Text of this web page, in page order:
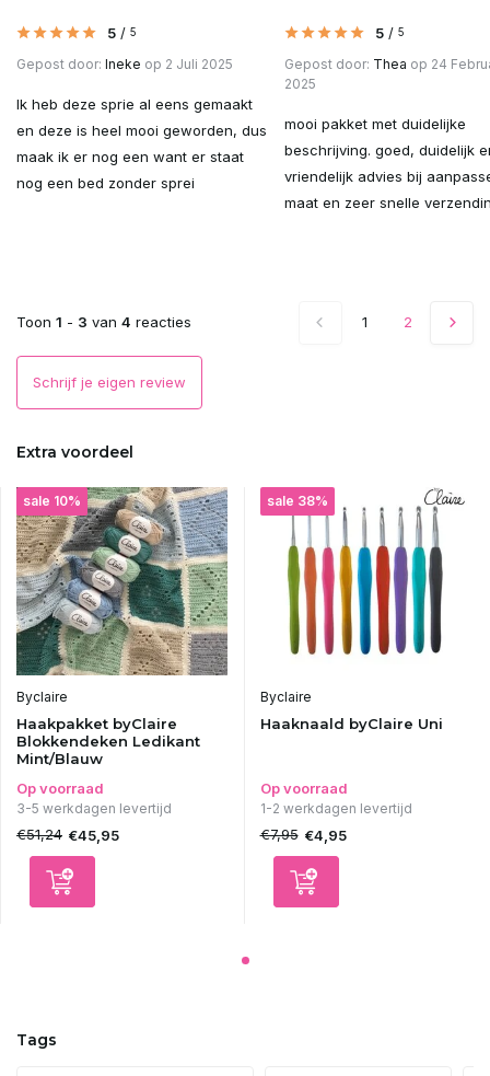
5 / 5
Gepost door: Ineke op 2 Juli 2025
Ik heb deze sprie al eens gemaakt
en deze is heel mooi geworden, dus
maak ik er nog een want er staat
nog een bed zonder sprei
5 / 5
Gepost door: Thea op 24
2025
mooi pakket met duidelijke
beschrijving. goed, duidelijk
vriendelijk advies bij
maat en zeer snelle
Toon 1 - 3 van 4 reacties 1 2
Schrijf je eigen review
Extra voordeel
sale 10%
Byclaire
Haakpakket byClaire
Blokkendeken Ledikant
Mint/Blauw
Op voorraad
3-5 werkdagen levertijd
€51,24 €45,95
sale 38%
Byclaire
Haaknaald byClaire Uni
Op voorraad
1-2 werkdagen levertijd
€7,95 €4,95
Tags